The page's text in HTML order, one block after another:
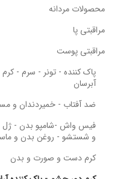
محصولات مردانه
مراقبتی پا
مراقبتی پوست
پاک کننده - تونر - سرم -
آبرسان
ضد آفتاب - خمیردندان و
فیس واش -شامپو بدن - ژل
و شستشو - روغن بدن و
کرم دست و صورت و بدن